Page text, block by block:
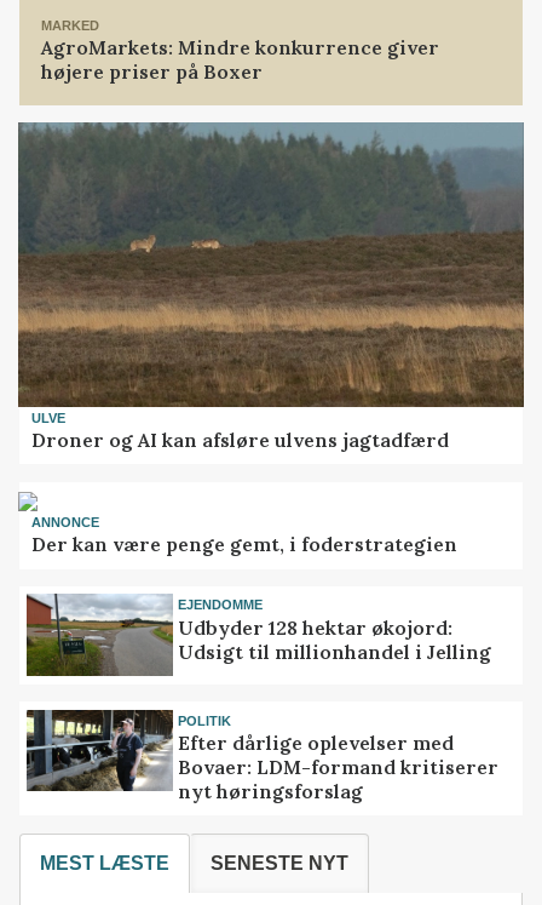
MARKED
AgroMarkets: Mindre konkurrence giver
højere priser på Boxer
ULVE
Droner og AI kan afsløre ulvens jagtadfærd
ANNONCE
Der kan være penge gemt, i foderstrategien
EJENDOMME
Udbyder 128 hektar økojord:
Udsigt til millionhandel i Jelling
POLITIK
Efter dårlige oplevelser med
Bovaer: LDM-formand kritiserer
nyt høringsforslag
MEST LÆSTE SENESTE NYT